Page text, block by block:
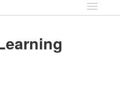
Idioma